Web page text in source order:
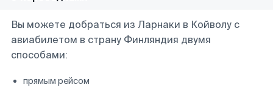
Вы можете добраться из Ларнаки в Койволу с
авиабилетом в страну Финляндия двумя
способами:
прямым рейсом